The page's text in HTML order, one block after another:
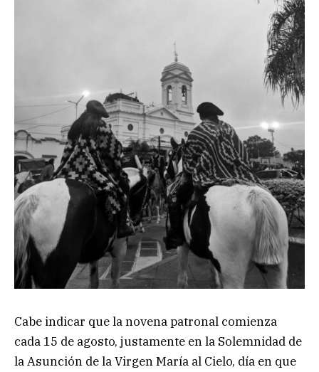
Cabe indicar que la novena patronal comienza
cada 15 de agosto, justamente en la Solemnidad de
la Asunción de la Virgen María al Cielo, día en que